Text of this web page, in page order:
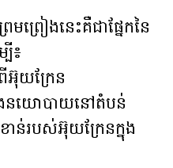
ព្រៀងនេះគឺជាផ្នែកនៃ
៖
អ៊ុយក្រែន
ងនយោបាយនៅតំបន់
ាន់របស់អ៊ុយក្រែនក្នុង